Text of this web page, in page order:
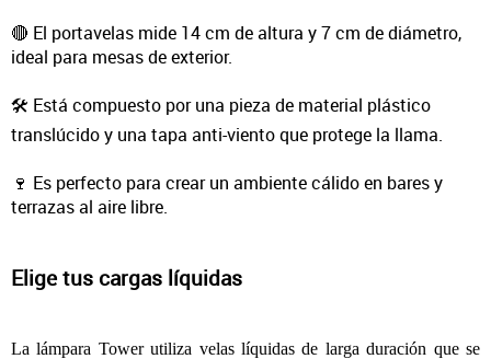
🔴 El portavelas mide 14 cm de altura y 7 cm de diámetro,
ideal para mesas de exterior.
🛠️ Está compuesto por una pieza de material plástico
translúcido y una tapa anti-viento que protege la llama.
🍷 Es perfecto para crear un ambiente cálido en bares y
terrazas al aire libre.
Elige tus cargas líquidas
La lámpara Tower utiliza velas líquidas de larga duración que se